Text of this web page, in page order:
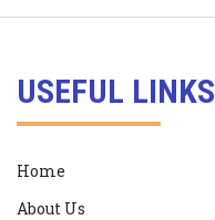
USEFUL LINKS
Home
About Us